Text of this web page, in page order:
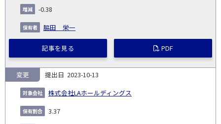
-0.38
脇田 栄一
記事を見る PDF
2023-10-13
株式会社LAホールディングス
変更
3.37